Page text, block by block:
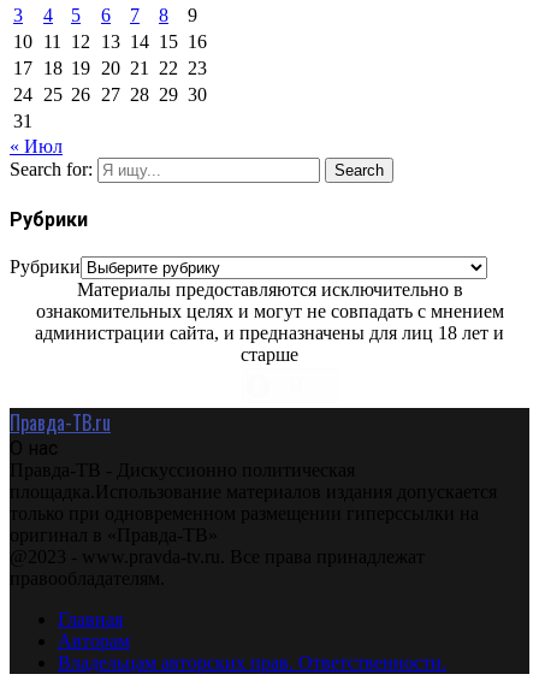
3
4 5 6 7 8
9
10 11 12 13 14 15 16
17 18 19 20 21 22 23
24 25 26 27 28 29 30
31
« Июл
Search for:
Search
Рубрики
Рубрики
Материалы предоставляются исключительно в
ознакомительных целях и могут не совпадать с мнением
администрации сайта, и предназначены для лиц 18 лет и
старше
Правда-ТВ.ru
О нас
Правда-ТВ - Дискуссионно политическая
площадка.Использование материалов издания допускается
только при одновременном размещении гиперссылки на
оригинал в «Правда-ТВ»
@2023 - www.pravda-tv.ru. Все права принадлежат
правообладателям.
Главная
Авторам
Владельцам авторских прав. Ответственности.